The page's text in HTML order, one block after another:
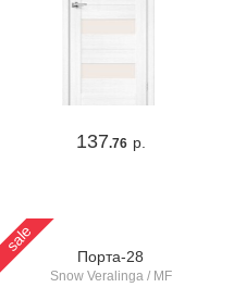
137.76 р.
sale
Порта-28
Snow Veralinga / MF